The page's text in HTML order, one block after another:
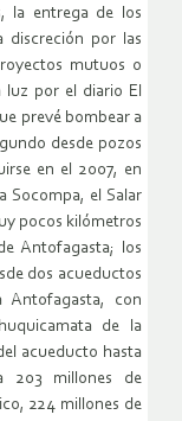
la entrega de los
discreción por las
mutuos o
luz por el diario El
prevé bombear a
desde pozos
en el 2007, en
Socompa, el Salar
pocos kilómetros
Antofagasta; los
dos acueductos
Antofagasta, con
de la
acueducto hasta
203 millones de
224 millones de